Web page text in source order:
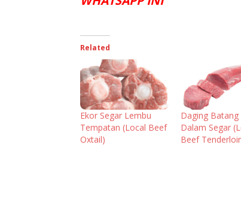
Related
Ekor Segar Lembu
Tempatan (Local Beef
Oxtail)
Daging Batang
Dalam Segar
Beef